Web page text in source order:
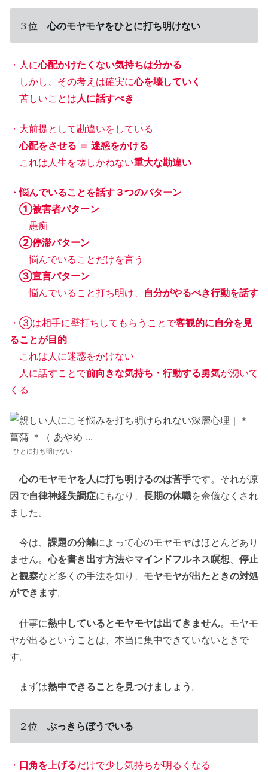
３位心のモヤモヤをひとに打ち明けない
・人に心配かけたくない気持ちは分かる
しかし、その考えは確実に心を壊していく
苦しいことは人に話すべき
・大前提として勘違いをしている
心配をさせる ＝ 迷惑をかける
これは人生を壊しかねない重大な勘違い
・悩んでいることを話す３つのパターン
①被害者パターン
愚痴
②停滞パターン
悩んでいることだけを言う
③宣言パターン
悩んでいること打ち明け、 自分がやるべき行動を話す
・③は相手に壁打ちしてもらうことで客観的に自分を見
ることが目的
これは人に迷惑をかけない
人に話すことで前向きな気持ち・行動する勇気が湧いて
くる
ひとに打ち明けない
心のモヤモヤを人に打ち明けるのは苦手です。それが原
因で自律神経失調症にもなり、 長期の休職を余儀なくされ
ました。
今は、 課題の分離によって心のモヤモヤはほとんどあり
ません。心を書き出す方法やマインドフルネス瞑想、 停止
と観察など多くの手法を知り、 モヤモヤが出たときの対処
ができます。
仕事に熱中しているとモヤモヤは出てきません。モヤモ
ヤが出るということは、本当に集中できていないときで
す。
まずは熱中できることを見つけましょう 。
２位 ぶっきらぼうでいる
・ 口角を上げるだけで少し気持ちが明るくなる